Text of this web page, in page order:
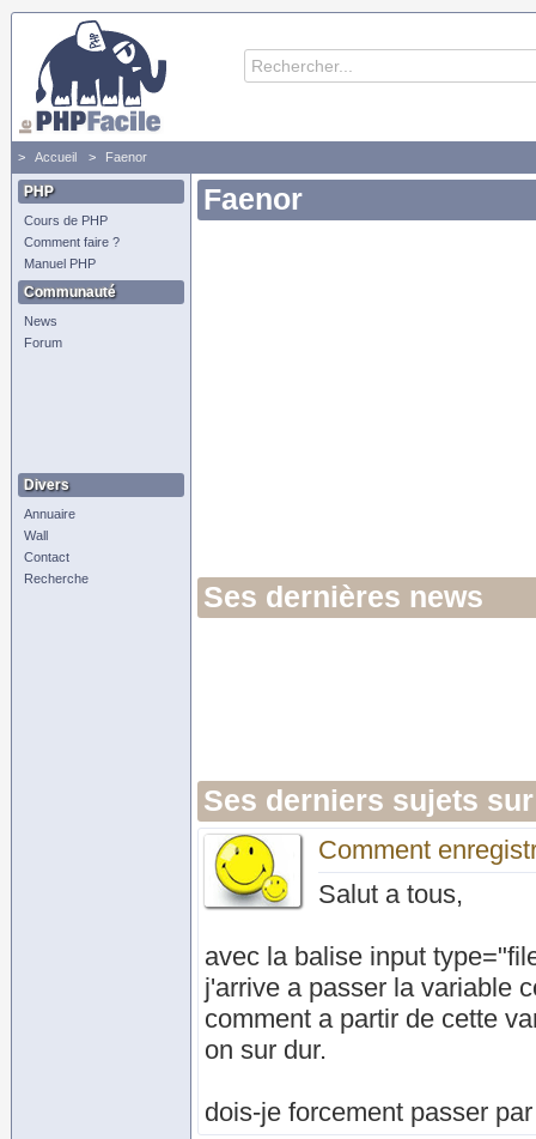
Accueil Faenor
PHP
Cours de PHP
Comment faire ?
Manuel PHP
Communauté
News
Forum
Divers
Annuaire
Wall
Contact
Recherche
Faenor
Ses dernières news
Ses derniers sujets
Comment
Salut a tous,
avec la balise input
j'arrive a passer la variable
comment a partir de cette
on sur dur.
dois-je forcement passer